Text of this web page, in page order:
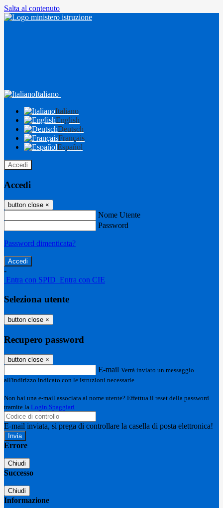
Salta al contenuto
Italiano
Italiano
English
Deutsch
Français
Español
Accedi
Accedi
button close ×
Nome Utente
Password
Password dimenticata?
-
Entra con SPID Entra con CIE
Seleziona utente
button close ×
Recupero password
button close ×
E-mail Verrà inviato un messaggio
all'indirizzo indicato con le istruzioni necessarie.
Non hai una e-mail associata al nome utente? Effettua il reset della password
tramite la Login Spaggiari
E-mail inviata, si prega di controllare la casella di posta elettronica!
Errore
Chiudi
Successo
Chiudi
Informazione